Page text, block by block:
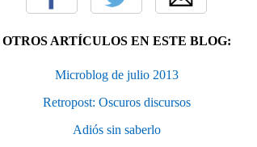
OTROS ARTÍCULOS EN ESTE BLOG:
Microblog de julio 2013
Retropost: Oscuros discursos
Adiós sin saberlo